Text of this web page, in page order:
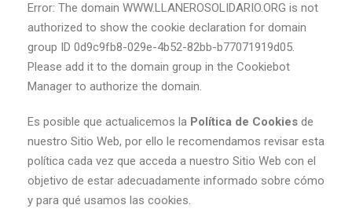
Error: The domain WWW.LLANEROSOLIDARIO.ORG is not
authorized to show the cookie declaration for domain
group ID 0d9c9fb8-029e-4b52-82bb-b77071919d05.
Please add it to the domain group in the Cookiebot
Manager to authorize the domain.
Es posible que actualicemos la Política de Cookies de
nuestro Sitio Web, por ello le recomendamos revisar esta
política cada vez que acceda a nuestro Sitio Web con el
objetivo de estar adecuadamente informado sobre cómo
y para qué usamos las cookies.